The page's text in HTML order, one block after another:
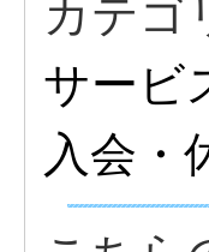
カテゴ
サービ
入会・